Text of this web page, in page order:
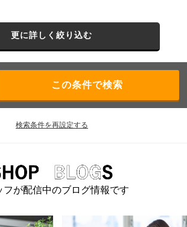
更に詳しく絞り込む
検索条件を再設定する
フが配信中のブログ情報です